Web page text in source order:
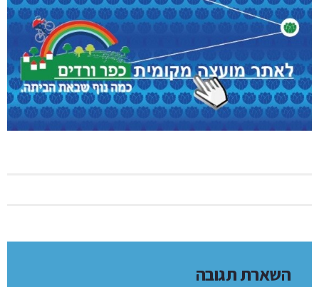
השארת תגובה